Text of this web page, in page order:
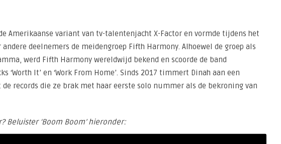
Amerikaanse variant van tv-talentenjacht X-Factor en vormde tijdens het
deelnemers de meidengroep Fifth Harmony. Alhoewel de groep als
werd Fifth Harmony wereldwijd bekend en scoorde de band
‘Worth It’ en ‘Work From Home’. Sinds 2017 timmert Dinah aan een
records die ze brak met haar eerste solo nummer als de bekroning van
Beluister ‘Boom Boom’ hieronder: